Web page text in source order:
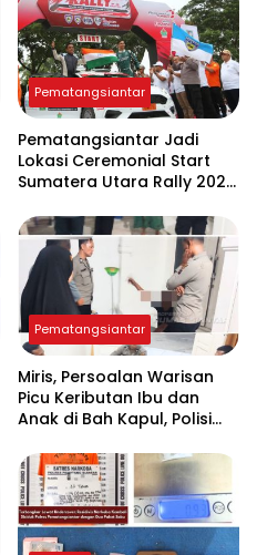
Pematangsiantar
Pematangsiantar Jadi
Lokasi Ceremonial Start
Sumatera Utara Rally 2026
Pematangsiantar
Miris, Persoalan Warisan
Picu Keributan Ibu dan
Anak di Bah Kapul, Polisi